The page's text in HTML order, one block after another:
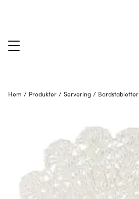
Hem / Produkter / Servering / Bordstabletter